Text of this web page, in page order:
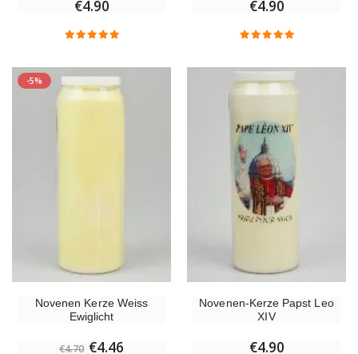
€4.90 €4.90
-5%
Novenen Kerze Weiss
Ewiglicht
€4.70 €4.46
Novenen-Kerze Papst Leo
XIV
€4.90